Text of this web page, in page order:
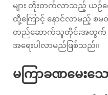
များ တိုးတက်လာသည့် ယဉ်
ထို့ကြောင့် နောင်လာမည့် စ
တည်ဆောက်သူတိုင်းအတွက်
အရေးပါလာမည်ဖြစ်သည်။
မကြာခဏမေးသော